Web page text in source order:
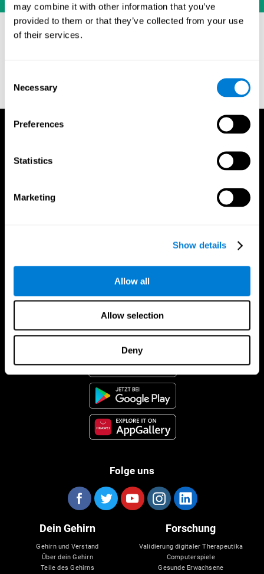
may combine it with other information that you’ve
provided to them or that they’ve collected from your use
of their services.
Selection
Necessary
Preferences
Statistics
Marketing
Show details
Allow all
Allow selection
Deny
Verweise
CogniFit App
Folge uns
Dein Gehirn
Gehirn und Verstand
Über dein Gehirn
Teile des Gehirns
Forschung
Validierung digitaler Therapeutika
Computerspiele
Gesunde Erwachsene